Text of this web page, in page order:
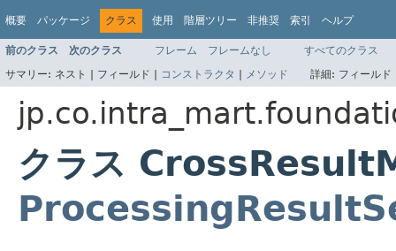
概要 パッケージ クラス 使用 階層ツリー 非推奨 索引 ヘルプ
前のクラス 次のクラス フレーム フレームなし
すべてのクラス
サマリー: ネスト | フィールド | コンストラクタ | メソッド 詳細: フィール
クラス